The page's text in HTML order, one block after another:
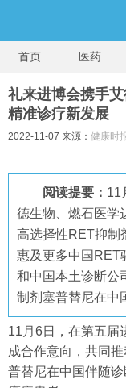
首页 医药
礼来进博会携手
精准诊疗新发展
2022-11-07 来源： 健康时
阅读提要： 11
德生物、燃石医学
高选择性RET抑制
惠及更多中国RET
和中国本土诊断公
制剂塞普替尼在中
11月6日，在第五届
成合作意向，共同
普替尼在中国伴随